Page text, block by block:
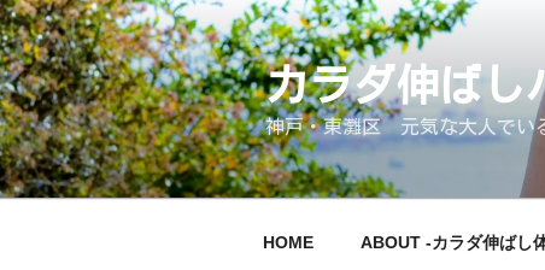
コ
ン
テ
ン
ツ
へ
ス
カラダ伸ば
神戸・東灘区 元気な大人でいる
HOME ABOUT -カラダ伸ばし